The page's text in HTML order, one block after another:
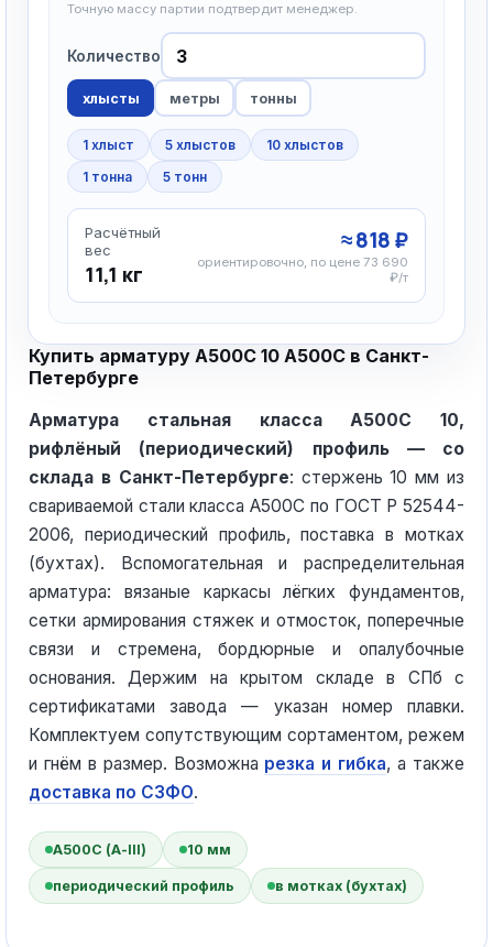
Точную массу партии подтвердит менеджер.
Количество
хлысты метры тонны
1 хлыст 5 хлыстов
10 хлыстов
1 тонна
5 тонн
Расчётный
вес
11,1 кг
≈ 818 ₽
ориентировочно, по цене 73 690
₽/т
Купить арматуру А500С 10 А500С в Санкт-
Петербурге
Арматура стальная класса А500С 10,
рифлёный (периодический) профиль — со
склада в Санкт-Петербурге: стержень 10 мм из
свариваемой стали класса А500С по ГОСТ Р 52544-
2006, периодический профиль, поставка в мотках
(бухтах). Вспомогательная и распределительная
арматура: вязаные каркасы лёгких фундаментов,
сетки армирования стяжек и отмосток, поперечные
связи и стремена, бордюрные и опалубочные
основания. Держим на крытом складе в СПб с
сертификатами завода — указан номер плавки.
Комплектуем сопутствующим сортаментом, режем
и гнём в размер. Возможна резка и гибка, а также
доставка по СЗФО.
А500С (А-III) 10 мм
периодический профиль в мотках (бухтах)